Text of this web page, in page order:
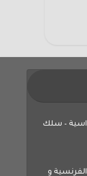
– سلك
الفرنسية و